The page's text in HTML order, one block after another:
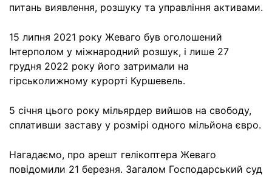
питань виявлення, розшуку та управління активами.
15 липня 2021 року Жеваго був оголошений
Інтерполом у міжнародний розшук, і лише 27
грудня 2022 року його затримали на
гірськолижному курорті Куршевель.
5 січня цього року мільярдер вийшов на свободу,
сплативши заставу у розмірі одного мільйона євро.
Нагадаємо, про арешт гелікоптера Жеваго
повідомили 21 березня. Загалом Господарський суд